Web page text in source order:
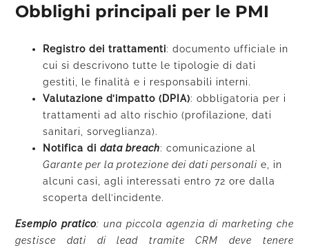
Obblighi principali per le PMI
Registro dei trattamenti: documento ufficiale in
cui si descrivono tutte le tipologie di dati
gestiti, le finalità e i responsabili interni.
Valutazione d’impatto (DPIA): obbligatoria per i
trattamenti ad alto rischio (profilazione, dati
sanitari, sorveglianza).
Notifica didata breach: comunicazione al
Garante per la protezione dei dati personali e, in
alcuni casi, agli interessati entro 72 ore dalla
scoperta dell’incidente.
Esempio pratico: una piccola agenzia di marketing che
gestisce dati di lead tramite CRM deve tenere